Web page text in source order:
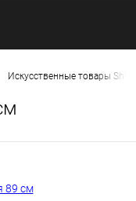
Искусственные товары